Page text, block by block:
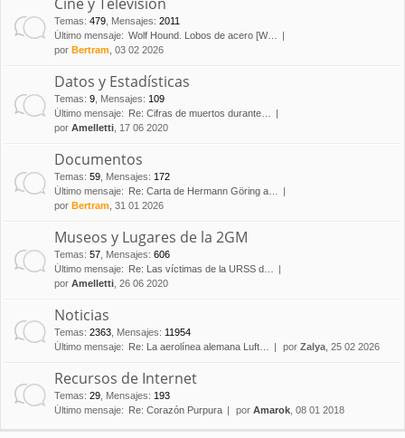
Temas: 479 Mensajes: 2011
Último mensaje: Wolf Hound. Lobos de acero [W…
por Bertram , 03 02 2026
Datos y Estadísticas
Temas: 9 Mensajes: 109
Último mensaje:
Re: Cifras de muertos durante…
por Amelletti , 17 06 2020
Documentos
Temas: 59 Mensajes: 172
Último mensaje:
Re: Carta de Hermann Göring a…
por Bertram , 31 01 2026
Museos y Lugares de la 2GM
Temas: 57 Mensajes: 606
Último mensaje:
Re: Las víctimas de la URSS d…
por Amelletti , 26 06 2020
Noticias
Temas: 2363 Mensajes: 11954
Último mensaje:
Re: La aerolínea alemana Luft… por Zalya , 25 02 2026
Recursos de Internet
Temas: 29 Mensajes: 193
Último mensaje:
Re: Corazón Purpura por Amarok , 08 01 2018